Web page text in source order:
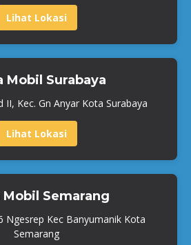
Lihat Lokasi
Mobil Surabaya
II, Kec. Gn Anyar Kota Surabaya
Lihat Lokasi
Mobil Semarang
Ngesrep Kec Banyumanik Kota
Semarang